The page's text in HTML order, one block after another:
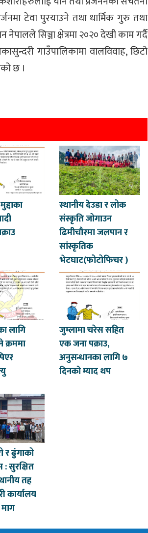
टेवा पुरयाउने तथा धार्मिक गुरु तथा
सिञ्जा क्षेत्रमा २०२० देखी काम गर्दै
गाउँपालिकामा वालविवाह, छिटो
छ ।
स्थानीय देउडा र लोक
संस्कृति जोगाउन
ढिमीचौरमा जलपान र
सांस्कृतिक
भेटघाट(फोटोफिचर )
लागि
क्रममा
जुम्लामा चरेस सहित
एक जना पक्राउ,
अनुसन्धानका लागि ७
दिनको म्याद थप
र ढुंगाको
: सुरक्षित
तह
कार्यालय